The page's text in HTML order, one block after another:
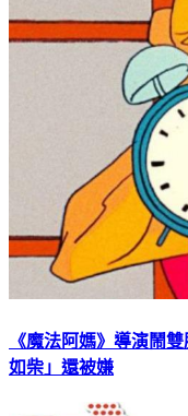
《魔法阿媽》導演鬧
如柴」還被嫌